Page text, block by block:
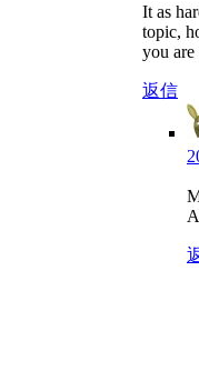
It as
topic,
you
返信